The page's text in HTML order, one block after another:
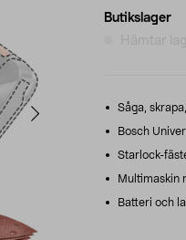
Butikslager
Hämtar
Såga,
Bosch
Starlock-
Multimaskin
Batteri och